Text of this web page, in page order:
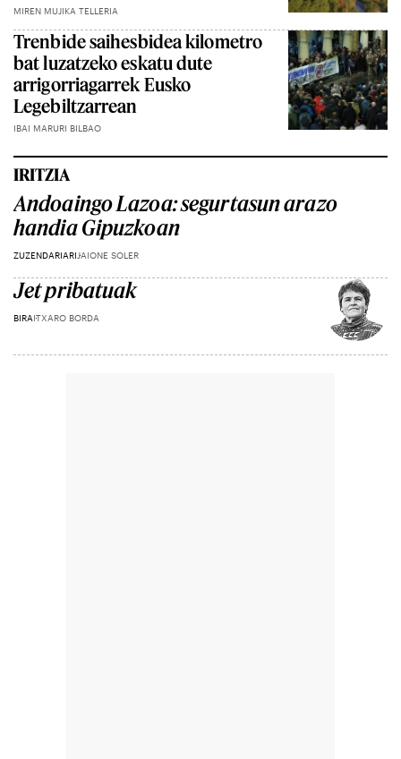
MIREN MUJIKA TELLERIA
Trenbide saihesbidea kilometro
bat luzatzeko eskatu dute
arrigorriagarrek Eusko
Legebiltzarrean
IBAI MARURI BILBAO
IRITZIA
Andoaingo Lazoa: segurtasun arazo
handia Gipuzkoan
ZUZENDARIARI JAIONE SOLER
Jet pribatuak
BIRAITXARO BORDA